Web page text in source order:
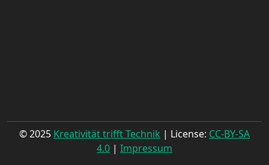
© 2025 Kreativität trifft Technik | License: CC-BY-SA
4.0 | Impressum